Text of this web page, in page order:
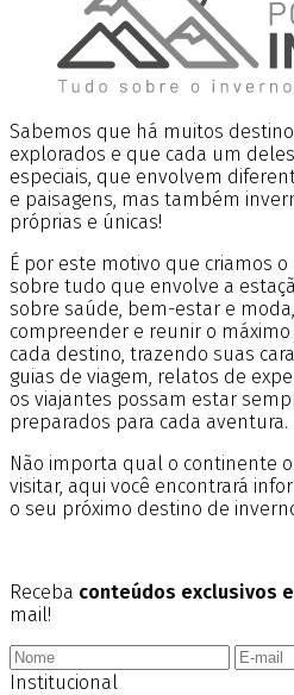
Sabemos que há muitos
explorados e que cada um
especiais, que envolvem
e paisagens, mas também
próprias e únicas!
É por este motivo que criamos o
sobre tudo que envolve a
sobre saúde, bem-estar e
compreender e reunir o
cada destino, trazendo suas
guias de viagem, relatos de
os viajantes possam estar
preparados para cada aventura.
Não importa qual o continente
visitar, aqui você encontrará
o seu próximo destino de
Receba conteúdos exclusivos
mail!
Institucional